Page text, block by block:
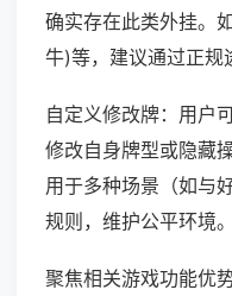
确实存在此类外挂。
牛)等，建议通过正规
自定义修改牌：用户
修改自身牌型或隐藏
用于多种场景（如与
规则，维护公平环境。
聚焦相关游戏功能优